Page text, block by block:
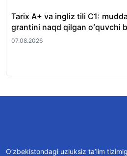
Tarix A+ va ingliz tili C1:
grantini naqd qilgan oʻquvchi
07.08.2026
O‘zbekistondagi uzluksiz ta’lim